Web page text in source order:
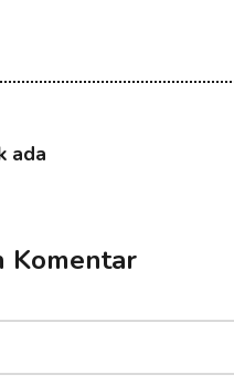
ada
Komentar